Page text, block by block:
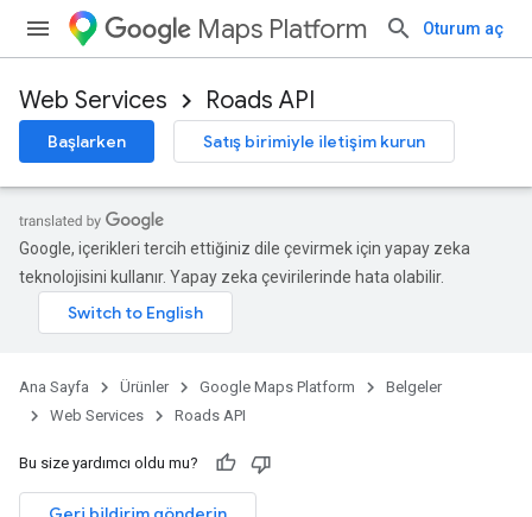
Maps Platform Oturum aç
Web Services Roads API
Başlarken Satış birimiyle iletişim kurun
Google, içerikleri tercih ettiğiniz dile çevirmek için yapay zeka
teknolojisini kullanır. Yapay zeka çevirilerinde hata olabilir.
Ana Sayfa Ürünler Google Maps Platform
Belgeler
Web Services
Roads API
Bu size yardımcı oldu mu?